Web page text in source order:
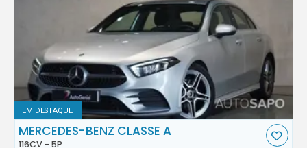
EM DESTAQUE
MERCEDES-BENZ CLASSE A
116CV - 5P